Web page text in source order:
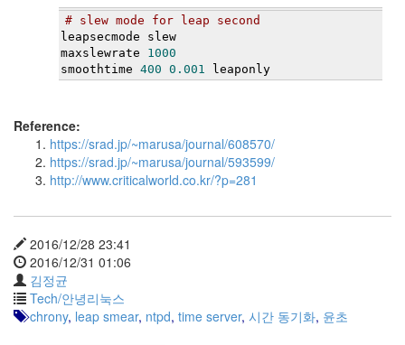
# slew mode for leap second
leapsecmode slew
maxslewrate 1000
smoothtime 400 0.001 leaponly
Reference:
https://srad.jp/~marusa/journal/608570/
https://srad.jp/~marusa/journal/593599/
http://www.criticalworld.co.kr/?p=281
2016/12/28 23:41
2016/12/31 01:06
김정균
Tech/안녕리눅스
chrony, leap smear, ntpd, time server, 시간 동기화, 윤초